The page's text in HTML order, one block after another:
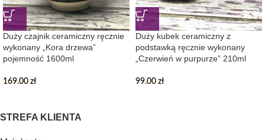
Duży czajnik ceramiczny ręcznie
wykonany „Kora drzewa”
pojemność 1600ml
169.00 zł
Duży kubek ceramiczny z
podstawką ręcznie wykonany
„Czerwień w purpurze” 210ml
99.00 zł
STREFA KLIENTA